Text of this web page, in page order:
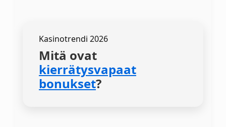
Kasinotrendi 2026
Mitä ovat
kierrätysvapaat
bonukset?